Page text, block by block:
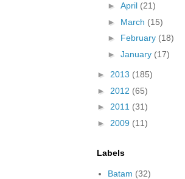
► April (21)
► March (15)
► February (18)
► January (17)
► 2013 (185)
► 2012 (65)
► 2011 (31)
► 2009 (11)
Labels
Batam (32)